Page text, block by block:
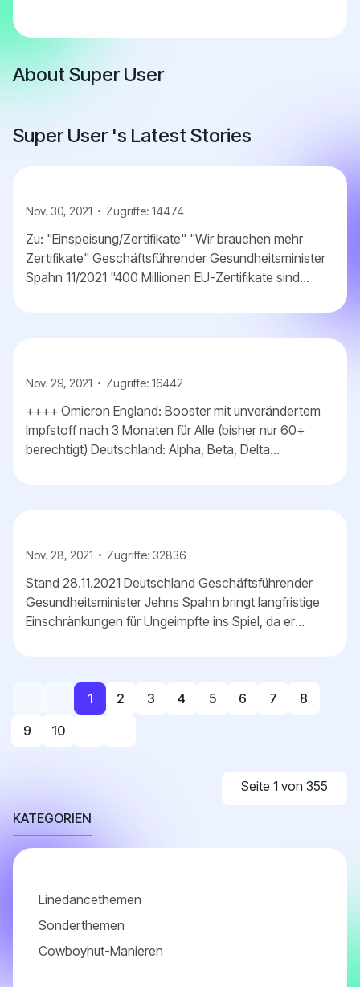
About Super User
Super User 's Latest Stories
Nov. 30, 2021 Zugriffe: 14474
Zu: "Einspeisung/Zertifikate" "Wir brauchen mehr
Zertifikate" Geschäftsführender Gesundheitsminister
Spahn 11/2021 "400 Millionen EU-Zertifikate sind
Nov. 29, 2021 Zugriffe: 16442
++++ Omicron England: Booster mit unverändertem
Impfstoff nach 3 Monaten für Alle (bisher nur 60+
berechtigt) Deutschland: Alpha, Beta, Delta
Nov. 28, 2021 Zugriffe: 32836
Stand 28.11.2021 Deutschland Geschäftsführender
Gesundheitsminister Jehns Spahn bringt langfristige
Einschränkungen für Ungeimpfte ins Spiel, da er
1 2 3 4 5 6 7
8
9
10
Seite 1 von 355
KATEGORIEN
Linedancethemen
Sonderthemen
Cowboyhut-Manieren